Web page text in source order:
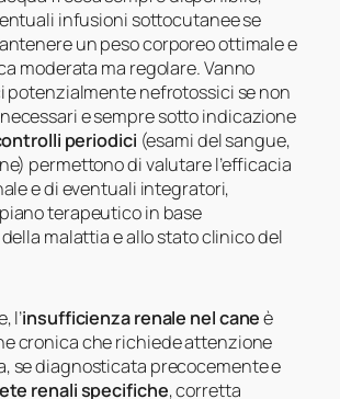
infusioni sottocutanee se
un peso corporeo ottimale e
moderata ma regolare. Vanno
potenzialmente nefrotossici se non
e sempre sotto indicazione
periodici (esami del sangue,
permettono di valutare l’efficacia
e di eventuali integratori,
terapeutico in base
malattia e allo stato clinico del
l’insufficienza renale nel caneè
cronica che richiede attenzione
se diagnosticata precocemente e
renali specifiche, corretta